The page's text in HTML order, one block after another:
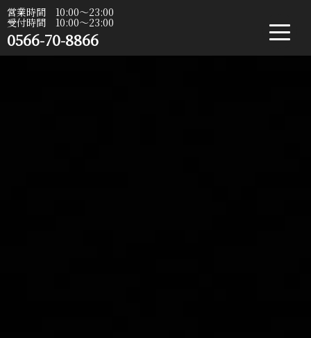
営業時間 10:00〜23:00
受付時間 10:00〜23:00
0566-70-8866